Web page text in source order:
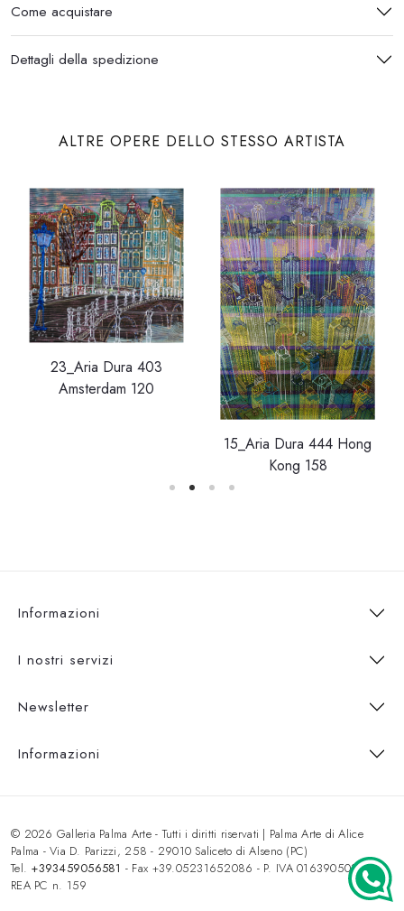
Come acquistare
Dettagli della spedizione
ALTRE OPERE DELLO STESSO ARTISTA
23_Aria Dura 403
Amsterdam 120
15_Aria Dura 444 Hong
Kong 158
Informazioni
I nostri servizi
Newsletter
Informazioni
© 2026 Galleria Palma Arte - Tutti i diritti riservati | Palma Arte di Alice
Palma - Via D. Parizzi, 258 - 29010 Saliceto di Alseno (PC)
Tel. +393459056581 - Fax +39.05231652086 - P. IVA 01639050333 -
REA PC n. 159